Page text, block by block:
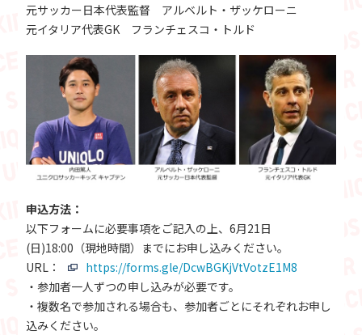
元サッカー日本代表監督 アルベルト・ザッケローニ
元イタリア代表GK フランチェスコ・トルド
申込方法：
以下フォームに必要事項をご記入の上、6月21日
(日)18:00（現地時間）までにお申し込みください。
URL：
https://forms.gle/DcwBGKjVtVotzE1M8
・参加者一人ずつの申し込みが必要です。
・複数名で参加される場合も、参加者ごとにそれぞれお申し
込みください。